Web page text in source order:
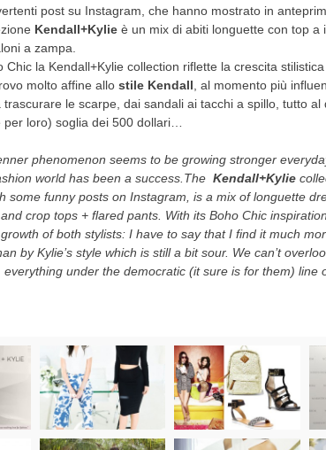
post su Instagram, che hanno mostrato in
Kendall+Kylie è un mix di abiti longuette con top a
a zampa.
Chic la Kendall+Kylie collection riflette la crescita
molto affine allo stile Kendall , al momento più
trascurare le scarpe, dai sandali ai tacchi a spillo, tutto al
loro) soglia dei 500 dollari…
phenomenon seems to be growing stronger
world has been a success.The Kendall+Kylie
some funny posts on Instagram, is a mix of longuette
crop tops + flared pants. With its Boho Chic
of both stylists: I have to say that I find it much
by Kylie’s style which is still a bit sour. We can’t
everything under the democratic (it sure is for them) line